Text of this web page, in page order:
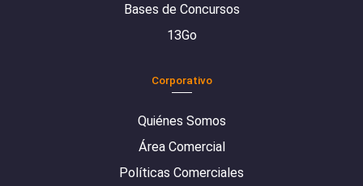
Bases de Concursos
13Go
Corporativo
Quiénes Somos
Área Comercial
Políticas Comerciales